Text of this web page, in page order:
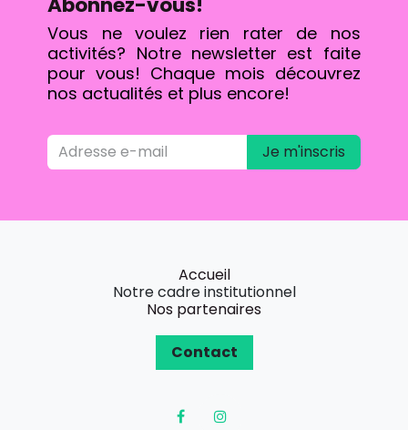
Vous ne voulez rien rater de nos
activités? Notre newsletter est faite
pour vous! Chaque mois découvrez
nos actualités et plus encore!
Je m'inscris
Accueil
Notre cadre institutionnel
Nos partenaires
Contact